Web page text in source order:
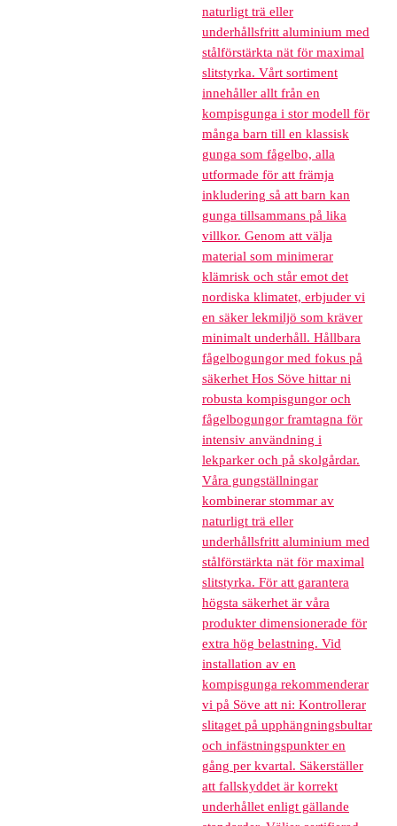
naturligt trä eller
underhållsfritt aluminium med
stålförstärkta nät för maximal
slitstyrka. Vårt sortiment
innehåller allt från en
kompisgunga i stor modell för
många barn till en klassisk
gunga som fågelbo, alla
utformade för att främja
inkludering så att barn kan
gunga tillsammans på lika
villkor. Genom att välja
material som minimerar
klämrisk och står emot det
nordiska klimatet, erbjuder vi
en säker lekmiljö som kräver
minimalt underhåll. Hållbara
fågelbogungor med fokus på
säkerhet Hos Söve hittar ni
robusta kompisgungor och
fågelbogungor framtagna för
intensiv användning i
lekparker och på skolgårdar.
Våra gungställningar
kombinerar stommar av
naturligt trä eller
underhållsfritt aluminium med
stålförstärkta nät för maximal
slitstyrka. För att garantera
högsta säkerhet är våra
produkter dimensionerade för
extra hög belastning. Vid
installation av en
kompisgunga rekommenderar
vi på Söve att ni: Kontrollerar
slitaget på upphängningsbultar
och infästningspunkter en
gång per kvartal. Säkerställer
att fallskyddet är korrekt
underhållet enligt gällande